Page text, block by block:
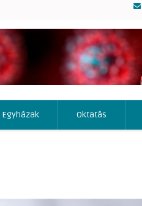
Egyházak Oktatás